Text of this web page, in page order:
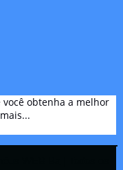
obtenha a melhor